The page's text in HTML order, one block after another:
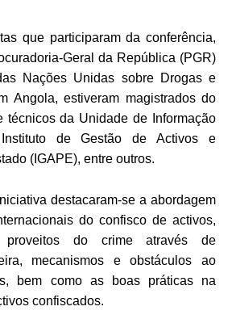
que participaram da conferência,
Geral da República (PGR)
Nações Unidas sobre Drogas e
Angola, estiveram magistrados do
técnicos da Unidade de Informação
de Gestão de Activos e
(IGAPE), entre outros.
destacaram-se a abordagem
do confisco de activos,
proveitos do crime através de
mecanismos e obstáculos ao
bem como as boas práticas na
confiscados.